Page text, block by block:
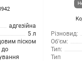
адгезійна
5 л
піском
до
Різновид:
Об'єм:
Тип:
Тип